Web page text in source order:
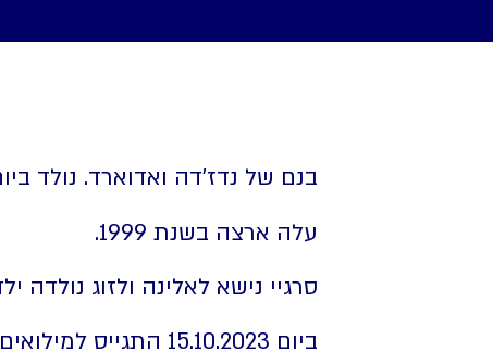
בנם של נדז'דה ואדוארד. נולד ביום כ"ב בשבט תשנ"ג
עלה ארצה בשנת 1999.
סרגיי נישא לאלינה ולזוג נולדה
ביום 15.10.2023 התגייס למילואים ושירת בחיל הרגלים.